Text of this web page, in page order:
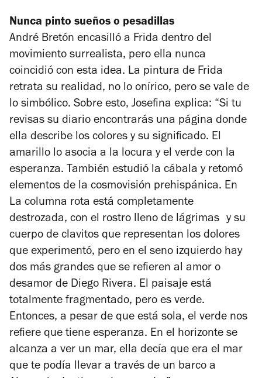
Nunca pinto sueños o pesadillas
André Bretón encasilló a Frida dentro del
movimiento surrealista, pero ella nunca
coincidió con esta idea. La pintura de Frida
retrata su realidad, no lo onírico, pero se vale de
lo simbólico. Sobre esto, Josefina explica: “Si tu
revisas su diario encontrarás una página donde
ella describe los colores y su significado. El
amarillo lo asocia a la locura y el verde con la
esperanza. También estudió la cábala y retomó
elementos de la cosmovisión prehispánica. En
La columna rota está completamente
destrozada, con el rostro lleno de lágrimas y su
cuerpo de clavitos que representan los dolores
que experimentó, pero en el seno izquierdo hay
dos más grandes que se refieren al amor o
desamor de Diego Rivera. El paisaje está
totalmente fragmentado, pero es verde.
Entonces, a pesar de que está sola, el verde nos
refiere que tiene esperanza. En el horizonte se
alcanza a ver un mar, ella decía que era el mar
que te podía llevar a través de un barco a